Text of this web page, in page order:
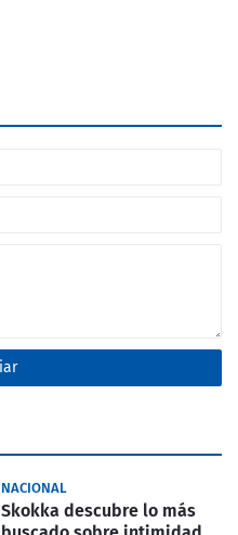
NACIONAL
Skokka descubre lo más